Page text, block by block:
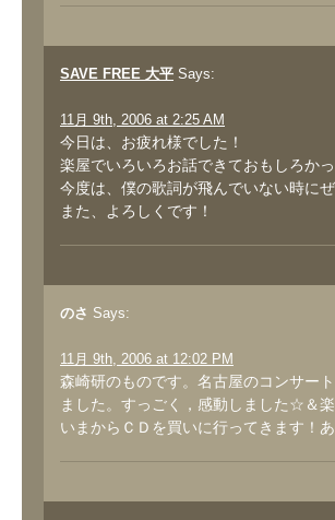
SAVE FREE 大平 Says:
11月 9th, 2006 at 2:25 AM
今日は、お疲れ様でした！
楽屋でいろいろお話できておもしろかっ
今度は、僕の歌詞が飛んでいない時に
また、よろしくです！
のさ Says:
11月 9th, 2006 at 12:02 PM
森崎研のものです。名古屋のコンサー
ました。すっごく，感動しました☆＆
いまからＣＤを買いに行ってきます！